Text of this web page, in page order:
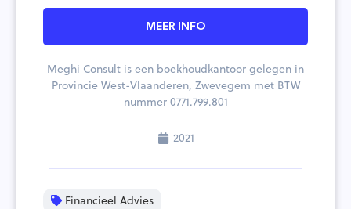
MEER INFO
Meghi Consult is een boekhoudkantoor gelegen in
Provincie West-Vlaanderen, Zwevegem met BTW
nummer 0771.799.801
2021
Financieel Advies